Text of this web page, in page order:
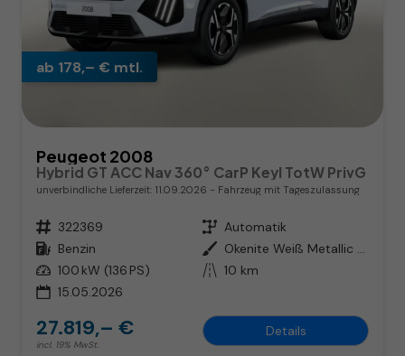
ab 178,– € mtl.
Peugeot 2008
Hybrid GT ACC Nav 360° CarP Keyl TotW PrivG
unverbindliche Lieferzeit: 11.09.2026 Fahrzeug mit Tageszulassung
Fahrzeugnr. 322369 Getriebe Automatik
Kraftstoff Benzin Außenfarbe
Okenite Weiß Metallic / Dach in
Leistung 100 kW (136 PS) Kilometerstand 10 km
15.05.2026
27.819,– €
incl. 19% MwSt.
Details